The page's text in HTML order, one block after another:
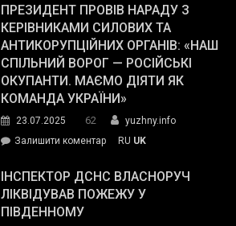
Street
Journal.
Південному
працівникам
ОПЗ
з
матеріального
резерву
гуманітарну
допомогу
ПРЕЗИДЕНТ ПРОВІВ НАРАДУ З
КЕРІВНИКАМИ СИЛОВИХ ТА
АНТИКОРУПЦІЙНИХ ОРГАНІВ: «НАШ
СПІЛЬНИЙ ВОРОГ — РОСІЙСЬКІ
ОКУПАНТИ. МАЄМО ДІЯТИ ЯК
КОМАНДА УКРАЇНИ»
23.07.2025 62
yuzhny.info
Залишити коментарon
провів
нараду
RU UK
ІНСПЕКТОР ДСНС ВЛАСНОРУЧ
ЛІКВІДУВАВ ПОЖЕЖУ У
ПІВДЕННОМУ